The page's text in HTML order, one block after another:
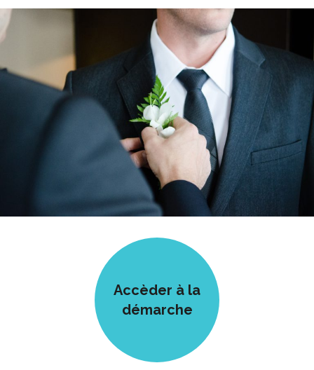
Accèder à la
démarche